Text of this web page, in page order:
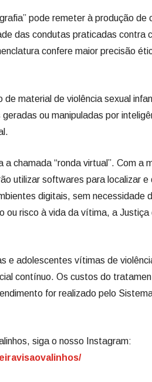
pode remeter à produção
das condutas praticadas contra
confere maior precisão
material de violência sexual
ou manipuladas por
chamada “ronda virtual”. Com a
utilizar softwares para localizar e
digitais, sem necessidade
ou risco à vida da vítima, a Justiça
e adolescentes vítimas de
contínuo. Os custos do
for realizado pelo
siga o nosso Instagram: